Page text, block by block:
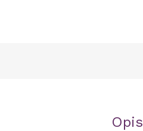
Opis